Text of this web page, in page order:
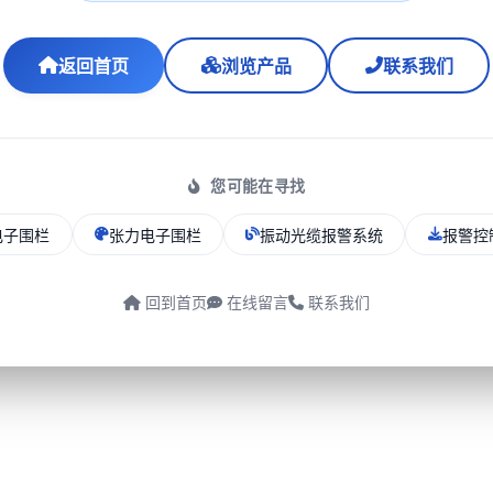
返回首页 浏览产品 联系我们
您可能在寻找
围栏 张力电子围栏 振动光缆报警系统 报警控
回到首页 在线留言 联系我们